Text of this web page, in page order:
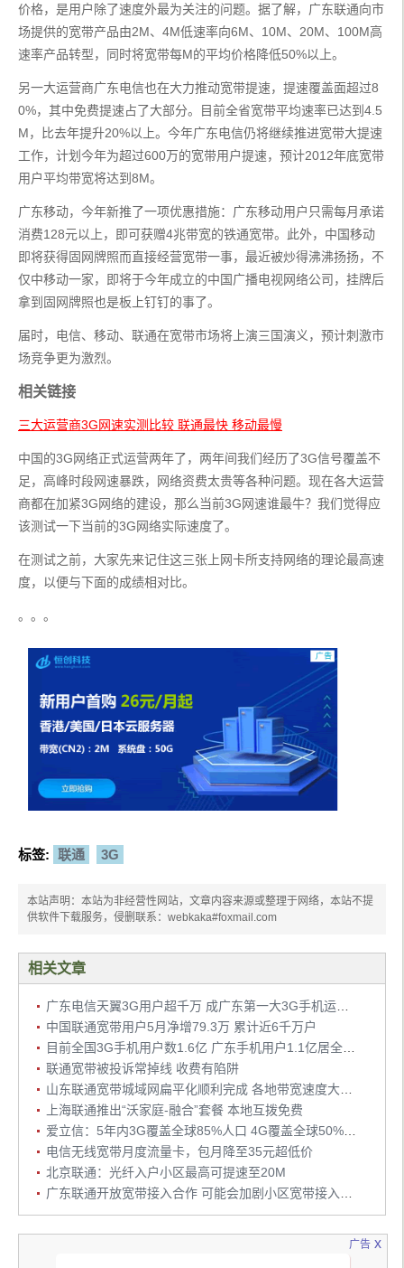
价格，是用户除了速度外最为关注的问题。据了解，广东联通向市
场提供的宽带产品由2M、4M低速率向6M、10M、20M、100M高
速率产品转型，同时将宽带每M的平均价格降低50%以上。
另一大运营商广东电信也在大力推动宽带提速，提速覆盖面超过8
0%，其中免费提速占了大部分。目前全省宽带平均速率已达到4.5
M，比去年提升20%以上。今年广东电信仍将继续推进宽带大提速
工作，计划今年为超过600万的宽带用户提速，预计2012年底宽带
用户平均带宽将达到8M。
广东移动，今年新推了一项优惠措施：广东移动用户只需每月承诺
消费128元以上，即可获赠4兆带宽的铁通宽带。此外，中国移动
即将获得固网牌照而直接经营宽带一事，最近被炒得沸沸扬扬，不
仅中移动一家，即将于今年成立的中国广播电视网络公司，挂牌后
拿到固网牌照也是板上钉钉的事了。
届时，电信、移动、联通在宽带市场将上演三国演义，预计刺激市
场竞争更为激烈。
相关链接
三大运营商3G网速实测比较 联通最快 移动最慢
中国的3G网络正式运营两年了，两年间我们经历了3G信号覆盖不
足，高峰时段网速暴跌，网络资费太贵等各种问题。现在各大运营
商都在加紧3G网络的建设，那么当前3G网速谁最牛？我们觉得应
该测试一下当前的3G网络实际速度了。
在测试之前，大家先来记住这三张上网卡所支持网络的理论最高速
度，以便与下面的成绩相对比。
。。。
标签: 联通 3G
本站声明：本站为非经营性网站，文章内容来源或整理于网络，本站不提
供软件下载服务，侵删联系：webkaka#foxmail.com
相关文章
中国联通宽带用户5月净增79.3万 累计近6千万户
联通宽带被投诉常掉线 收费有陷阱
上海联通推出“沃家庭-融合”套餐 本地互拨免费
电信无线宽带月度流量卡，包月降至35元超低价
北京联通：光纤入户小区最高可提速至20M
广告 x